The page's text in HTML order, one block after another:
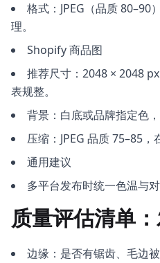
格式：JPEG（品质 80–90
理。
Shopify 商品图
推荐尺寸：2048 × 2048
表规整。
背景：白底或品牌指定色
压缩：JPEG 品质 75–85，
通用建议
多平台发布时统一色温与
质量评估清单
边缘：是否有锯齿、毛边